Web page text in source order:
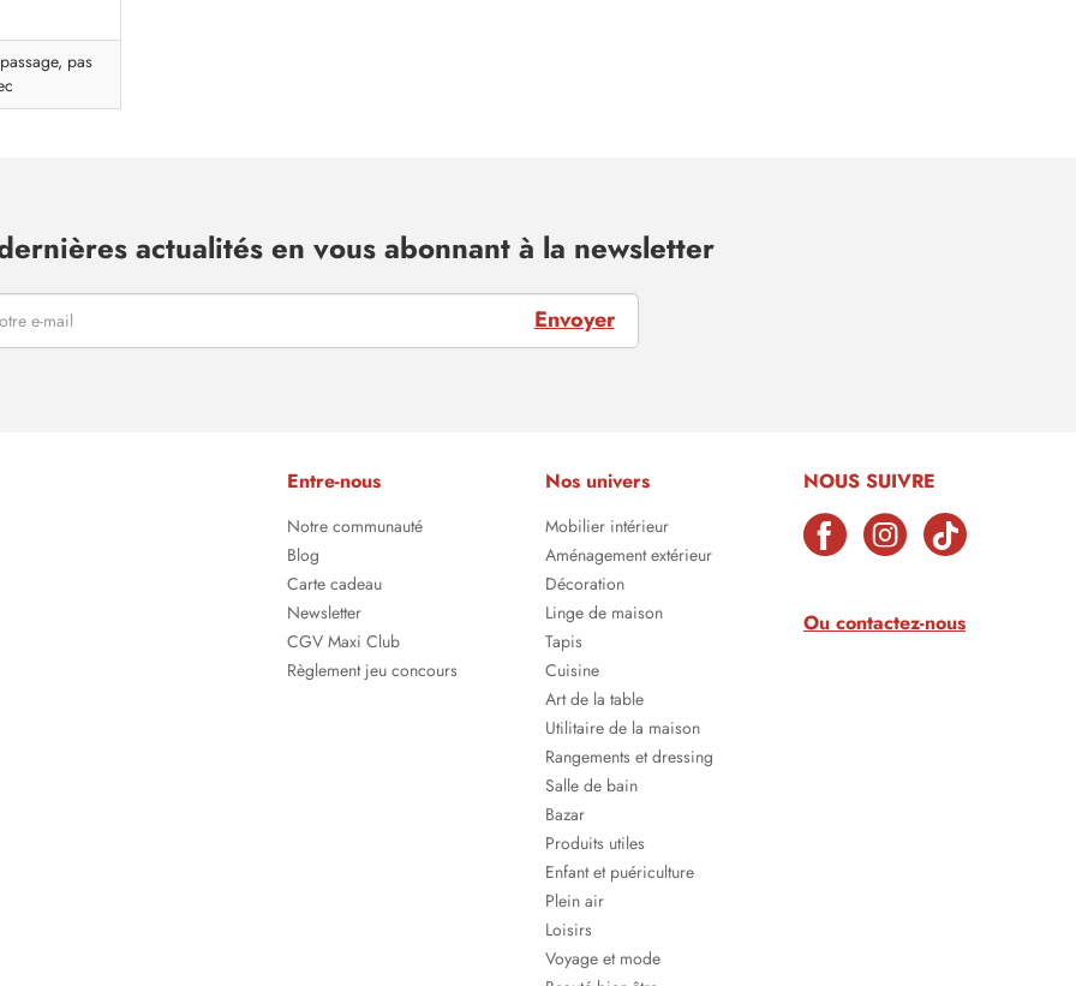
pas
actualités en vous abonnant à la newsletter
Envoyer
Entre-nous
Notre communauté
Blog
Carte cadeau
Newsletter
CGV Maxi Club
Règlement jeu concours
Nos univers
Mobilier intérieur
Aménagement extérieur
Décoration
Linge de maison
Tapis
Cuisine
Art de la table
Utilitaire de la maison
Rangements et dressing
Salle de bain
Bazar
Produits utiles
Enfant et puériculture
Plein air
Loisirs
Voyage et mode
NOUS SUIVRE
Ou contactez-nous